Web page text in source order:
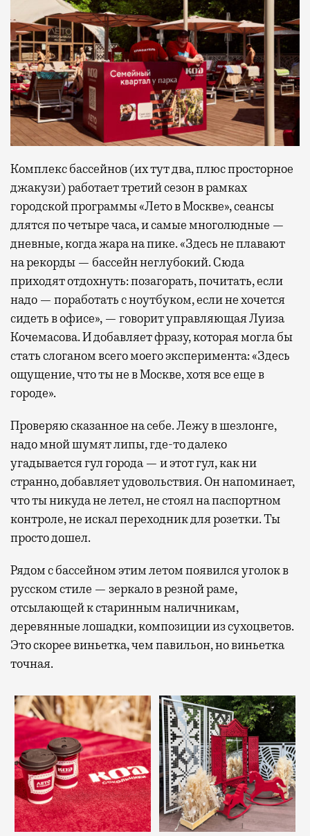
Комплекс бассейнов (их тут два, плюс просторное
джакузи) работает третий сезон в рамках
городской программы «Лето в Москве», сеансы
длятся по четыре часа, и самые многолюдные —
дневные, когда жара на пике. «Здесь не плавают
на рекорды — бассейн неглубокий. Сюда
приходят отдохнуть: позагорать, почитать, если
надо — поработать с ноутбуком, если не хочется
сидеть в офисе», — говорит управляющая Луиза
Кочемасова. И добавляет фразу, которая могла бы
стать слоганом всего моего эксперимента: «Здесь
ощущение, что ты не в Москве, хотя все еще в
городе».
Проверяю сказанное на себе. Лежу в шезлонге,
надо мной шумят липы, где-то далеко
угадывается гул города — и этот гул, как ни
странно, добавляет удовольствия. Он напоминает,
что ты никуда не летел, не стоял на паспортном
контроле, не искал переходник для розетки. Ты
просто дошел.
Рядом с бассейном этим летом появился уголок в
русском стиле — зеркало в резной раме,
отсылающей к старинным наличникам,
деревянные лошадки, композиции из сухоцветов.
Это скорее виньетка, чем павильон, но виньетка
точная.